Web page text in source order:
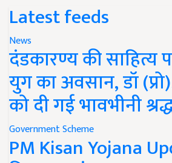
Latest feeds
News
दंडकारण्य की साहित्य
युग का अवसान, डॉ
को दी गई भावभीनी
Government Scheme
PM Kisan Yojana